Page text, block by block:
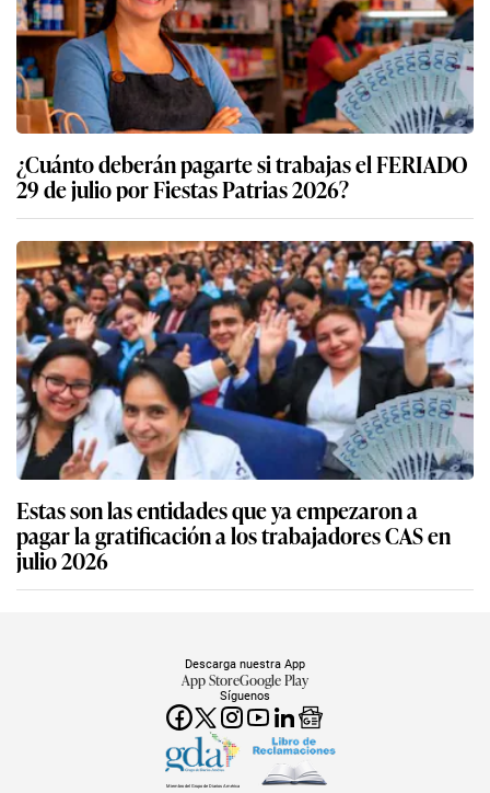
¿Cuánto deberán pagarte si trabajas el FERIADO
29 de julio por Fiestas Patrias 2026?
Estas son las entidades que ya empezaron a
pagar la gratificación a los trabajadores CAS en
julio 2026
Síguenos
Descarga nuestra App
App StoreGoogle Play
Miembro del Grupo de Diarios América